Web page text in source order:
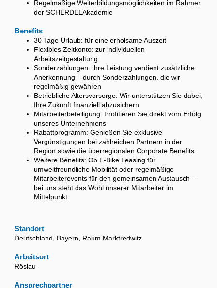
Regelmäßige Weiterbildungsmöglichkeiten im Rahmen
der SCHERDELAkademie
Benefits
30 Tage Urlaub: für eine erholsame Auszeit
Flexibles Zeitkonto: zur individuellen
Arbeitszeitgestaltung
Sonderzahlungen: Ihre Leistung verdient zusätzliche
Anerkennung – durch Sonderzahlungen, die wir
regelmäßig gewähren
Betriebliche Altersvorsorge: Wir unterstützen Sie dabei,
Ihre Zukunft finanziell abzusichern
Mitarbeiterbeteiligung: Profitieren Sie direkt vom Erfolg
unseres Unternehmens
Rabattprogramm: Genießen Sie exklusive
Vergünstigungen bei zahlreichen Partnern in der
Region sowie die überregionalen Corporate Benefits
Weitere Benefits: Ob E-Bike Leasing für
umweltfreundliche Mobilität oder regelmäßige
Mitarbeiterevents für den gemeinsamen Austausch –
bei uns steht das Wohl unserer Mitarbeiter im
Mittelpunkt
Standort
Deutschland, Bayern, Raum Marktredwitz
Arbeitsort
Röslau
Ansprechpartner